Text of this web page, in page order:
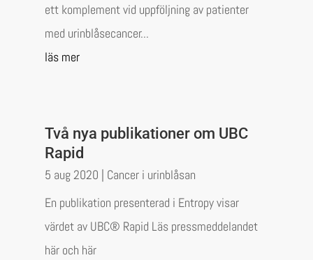
ett komplement vid uppföljning av patienter
med urinblåsecancer...
läs mer
Två nya publikationer om UBC
Rapid
5 aug 2020 | Cancer i urinblåsan
En publikation presenterad i Entropy visar
värdet av UBC® Rapid Läs pressmeddelandet
här och här